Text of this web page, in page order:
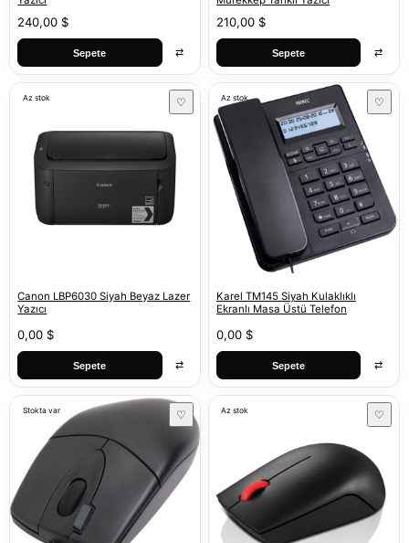
240,00 $
Sepete ⇄
210,00 $
Sepete ⇄
Az stok ♡
Canon LBP6030 Siyah Beyaz Lazer
Yazıcı
0,00 $
Sepete ⇄
Az stok ♡
Karel TM145 Siyah Kulaklıklı
Ekranlı Masa Üstü Telefon
0,00 $
Sepete ⇄
Stokta var ♡ Az stok ♡